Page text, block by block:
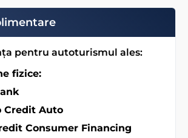
pentru autoturismul ales:
fizice:
Credit Auto
Consumer Financing